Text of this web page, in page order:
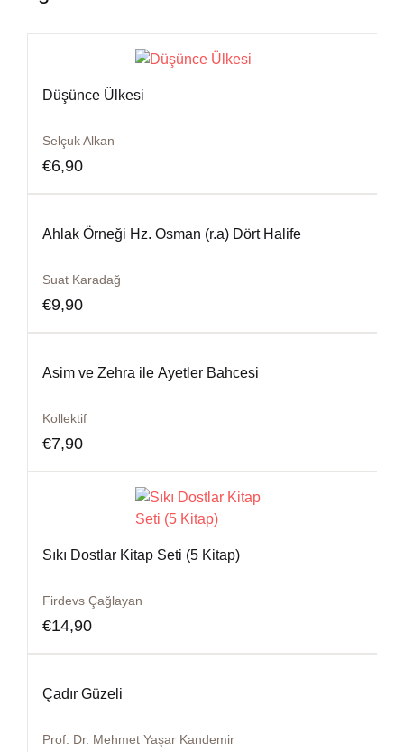
Düşünce Ülkesi
Selçuk Alkan
€6,90
Ahlak Örneği Hz. Osman (r.a) Dört Halife
Suat Karadağ
€9,90
Asim ve Zehra ile Ayetler Bahcesi
Kollektif
€7,90
Sıkı Dostlar Kitap Seti (5 Kitap)
Firdevs Çağlayan
€14,90
Çadır Güzeli
Prof. Dr. Mehmet Yaşar Kandemir